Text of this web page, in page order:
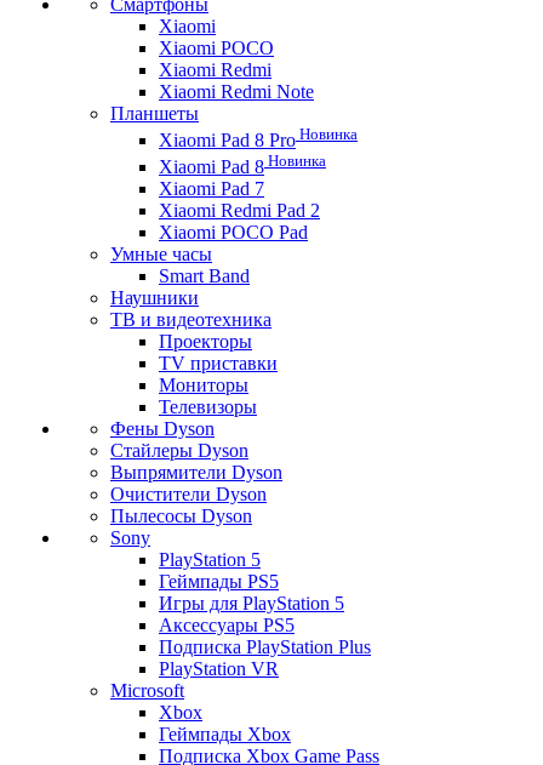
Xiaomi
Xiaomi POCO
Xiaomi Redmi
Xiaomi Redmi Note
Планшеты
Xiaomi Pad 8 Pro Новинка
Xiaomi Pad 8 Новинка
Xiaomi Pad 7
Xiaomi Redmi Pad 2
Xiaomi POCO Pad
Умные часы
Smart Band
Наушники
ТВ и видеотехника
Проекторы
TV приставки
Мониторы
Телевизоры
Фены Dyson
Стайлеры Dyson
Выпрямители Dyson
Очистители Dyson
Пылесосы Dyson
Sony
PlayStation 5
Геймпады PS5
Игры для PlayStation 5
Аксессуары PS5
Подписка PlayStation Plus
PlayStation VR
Microsoft
Xbox
Геймпады Xbox
Подписка Xbox Game Pass